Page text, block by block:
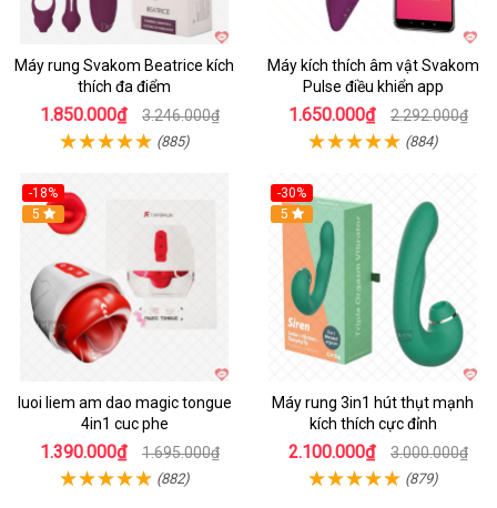
Máy rung Svakom Beatrice kích
thích đa điểm
1.850.000₫ 3.246.000₫
(885)
Máy kích thích âm vật Svakom
Pulse điều khiển app
1.650.000₫ 2.292.000₫
(884)
-18%
Hot
5
luoi liem am dao magic tongue
4in1 cuc phe
1.390.000₫ 1.695.000₫
(882)
-30%
Hot
5
Máy rung 3in1 hút thụt mạnh
kích thích cực đỉnh
2.100.000₫ 3.000.000₫
(879)